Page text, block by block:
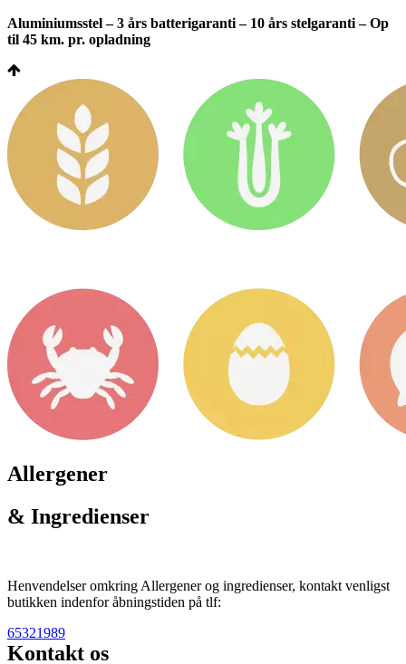
Aluminiumsstel – 3 års batterigaranti – 10 års stelgaranti – Op
til 45 km. pr. opladning
Allergener
& Ingredienser
Henvendelser omkring Allergener og ingredienser, kontakt venligst
butikken indenfor åbningstiden på tlf:
65321989
Kontakt os